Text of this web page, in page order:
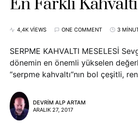
En Farklı Kahvaltı
4,4K VIEWS ONE COMMENT 3
SERPME KAHVALTI MESELESİ
dönemin en önemli yükselen
“serpme kahvaltı“nın bol çeşitli,
DEVRIM ALP ARTAM
ARALIK 27, 2017